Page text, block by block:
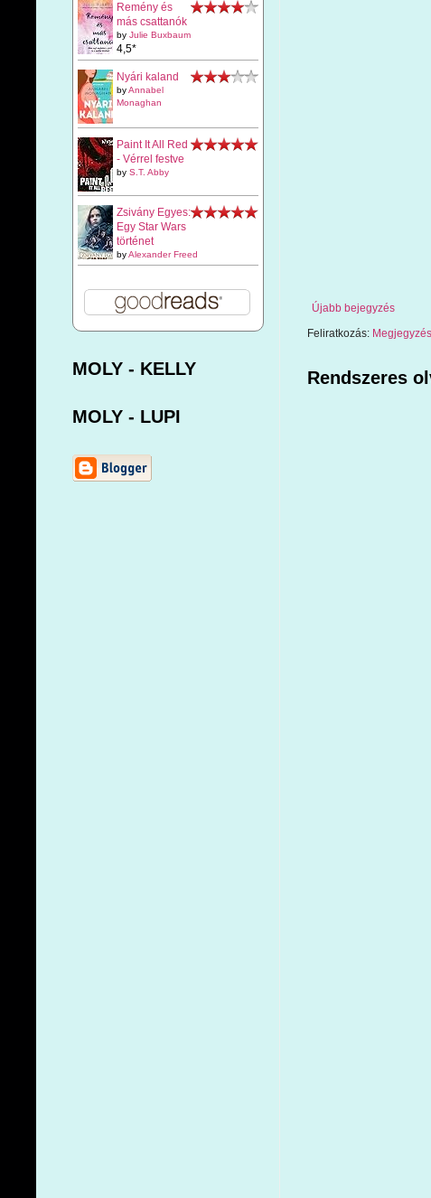
Újabb bejegyzés
Feliratkozás:
Rendszeres
Remény és
más csattanók
by Julie Buxbaum
4,5*
Nyári kaland
byAnnabel
Monaghan
Paint It All Red
- Vérrel festve
by S.T. Abby
Zsivány Egyes:
Egy Star Wars
történet
byAlexander Freed
MOLY - KELLY
MOLY - LUPI